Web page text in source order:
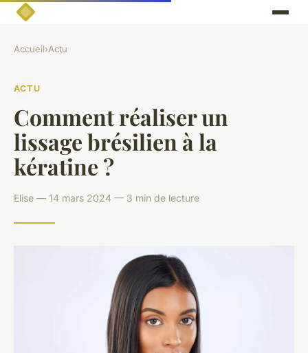
Accueil›Actu
ACTU
Comment réaliser un
lissage brésilien à la
kératine ?
Elise — 14 mars 2024 — 3 min de lecture